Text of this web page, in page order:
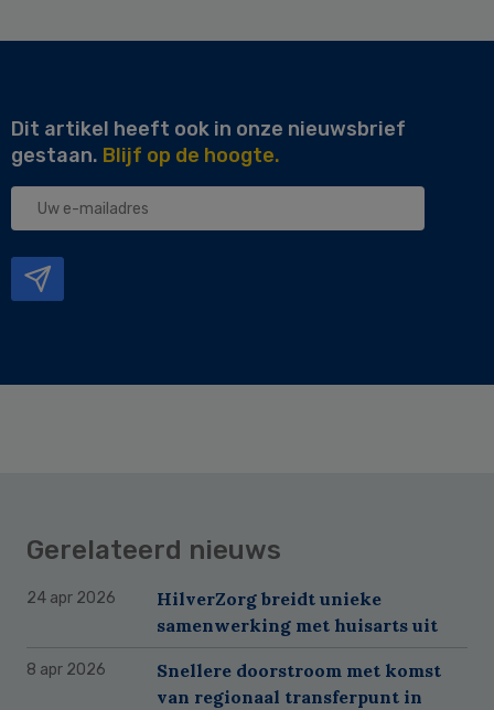
Dit artikel heeft ook in onze nieuwsbrief
gestaan. Blijf op de hoogte.
Uw
Gerelateerd nieuws
24 apr 2026
HilverZorg breidt unieke
samenwerking met huisarts uit
8 apr 2026
Snellere doorstroom met komst
van regionaal transferpunt in